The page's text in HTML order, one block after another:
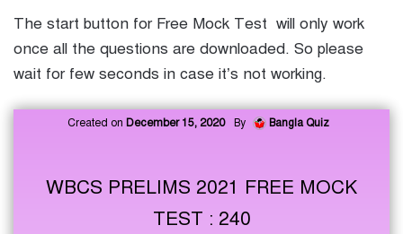
The start button for Free Mock Test will only work
once all the questions are downloaded. So please
wait for few seconds in case it’s not working.
Created on December 15, 2020 By Bangla Quiz
WBCS PRELIMS 2021 FREE MOCK
TEST : 240